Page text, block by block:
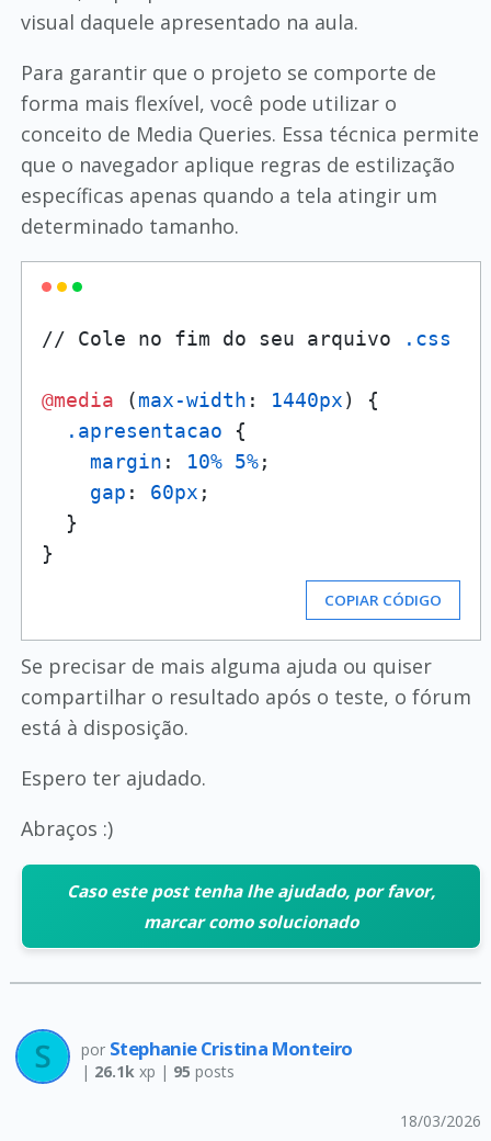
visual daquele apresentado na aula.
Para garantir que o projeto se comporte de
forma mais flexível, você pode utilizar o
conceito de Media Queries. Essa técnica permite
que o navegador aplique regras de estilização
específicas apenas quando a tela atingir um
determinado tamanho.
// Cole no fim do seu arquivo .css
@media (max-width : 1440px) {
.apresentacao {
margin : 10% 5%;
gap : 60px ;
  }
COPIAR CÓDIGO
Se precisar de mais alguma ajuda ou quiser
compartilhar o resultado após o teste, o fórum
está à disposição.
Espero ter ajudado.
Abraços :)
Caso este post tenha lhe ajudado, por favor,
marcar como solucionado
por Stephanie Cristina Monteiro
| 26.1k xp | 95 posts
18/03/2026